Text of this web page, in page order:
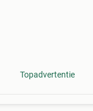
Topadvertentie